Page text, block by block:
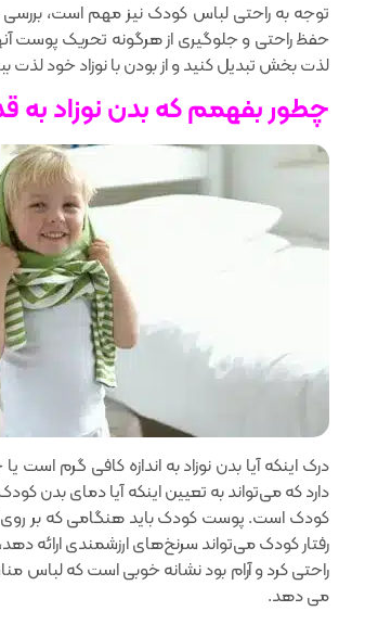
توجه به راحتی لباس کودک نیز مهم است،
حفظ راحتی و جلوگیری از هرگونه تحریک پوست
لذت بخش تبدیل کنید و از بودن با نوزاد خود لذت
چطور بفهمم که بدن نوزاد به
درک اینکه آیا بدن نوزاد به اندازه کافی گرم
دارد که می‌تواند به تعیین اینکه آیا دمای
کودک است. پوست کودک باید هنگامی که بر روی
رفتار کودک می‌تواند سرنخ‌های ارزشمندی ارائه
راحتی کرد و آرام بود نشانه خوبی است که لباس
می دهد.